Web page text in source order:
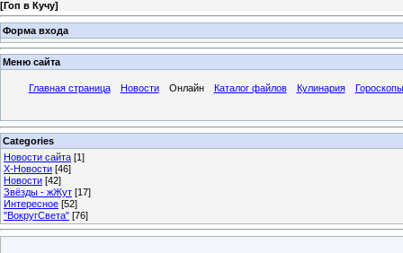
[Гоп в Кучу]
Форма входа
Меню сайта
Главная страница Новости Онлайн Каталог файлов Кулинария Гороскопы
Categories
Новости сайта [1]
Х-Новости [46]
Новости [42]
Звёзды - жЖут [17]
Интересное [52]
"ВокругСвета" [76]